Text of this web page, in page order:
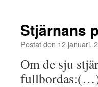
Stjärnans
Postat den 12 januari,
Om de sju
fullbordas:(…)